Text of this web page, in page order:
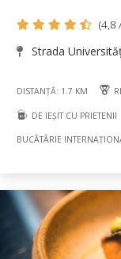
(4,8
Strada
DISTANȚĂ: 1.7 KM
DE IEȘIT CU PRIETENII
BUCÃTÃRIE